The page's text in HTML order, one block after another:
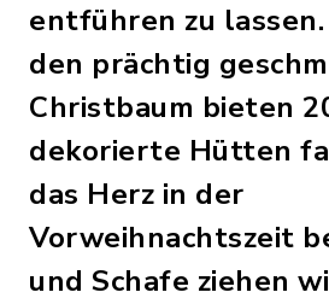
entführen zu lassen.
den prächtig
Christbaum bieten
dekorierte Hütten
das Herz in der
Vorweihnachtszeit
und Schafe ziehen